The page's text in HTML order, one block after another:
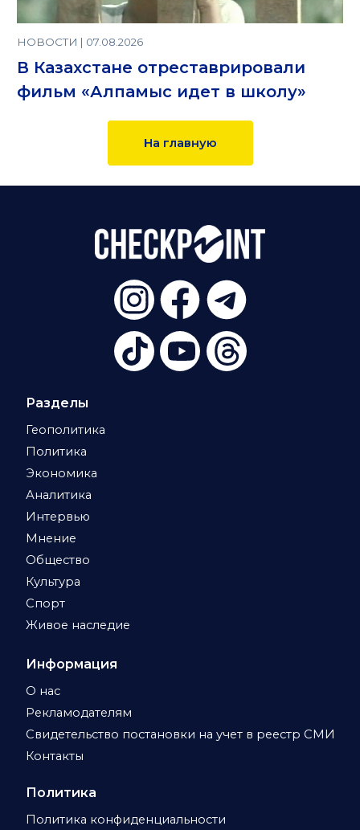
НОВОСТИ | 07.08.2026
В Казахстане отреставрировали
фильм «Алпамыс идет в школу»
На главную
Разделы
Геополитика
Политика
Экономика
Аналитика
Интервью
Мнение
Общество
Культура
Спорт
Живое наследие
Информация
О нас
Рекламодателям
Свидетельство постановки на учет в реестр СМИ
Контакты
Политика
Политика конфиденциальности